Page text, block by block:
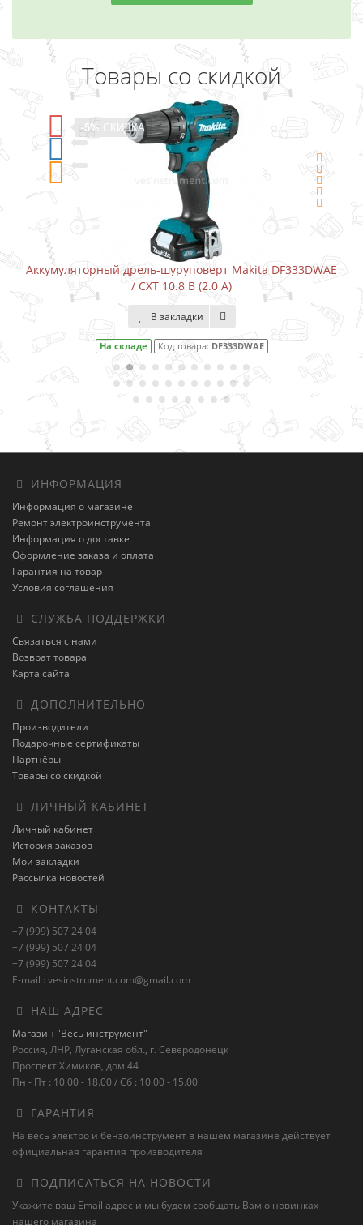
Товары со скидкой
-5% СКИДКА
Аккумуляторный дрель-шуруповерт Makita DF333DWAE
/ CXT 10.8 В (2.0 А)
В закладки
На складе Код товара: DF333DWAE
ИНФОРМАЦИЯ
Информация о магазине
Ремонт электроинструмента
Информация о доставке
Оформление заказа и оплата
Гарантия на товар
Условия соглашения
СЛУЖБА ПОДДЕРЖКИ
Связаться с нами
Возврат товара
Карта сайта
ДОПОЛНИТЕЛЬНО
Производители
Подарочные сертификаты
Партнёры
Товары со скидкой
ЛИЧНЫЙ КАБИНЕТ
Личный кабинет
История заказов
Мои закладки
Рассылка новостей
КОНТАКТЫ
+7 (999) 507 24 04
+7 (999) 507 24 04
+7 (999) 507 24 04
E-mail : vesinstrument.com@gmail.com
НАШ АДРЕС
Магазин "Весь инструмент"
Россия, ЛНР, Луганская обл., г. Северодонецк
Проспект Химиков, дом 44
Пн - Пт : 10.00 - 18.00 / Сб : 10.00 - 15.00
ГАРАНТИЯ
На весь электро и бензоинструмент в нашем магазине действует
официальная гарантия производителя
ПОДПИСАТЬСЯ НА НОВОСТИ
Укажите ваш Email адрес и мы будем сообщать Вам о новинках
нашего магазина